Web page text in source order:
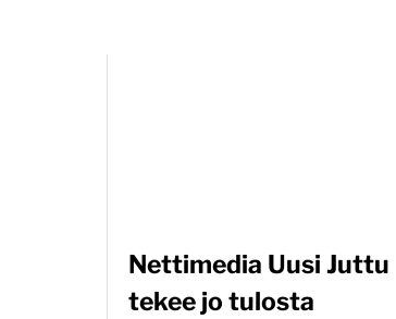
Nettimedia Uusi Juttu
tekee jo tulosta